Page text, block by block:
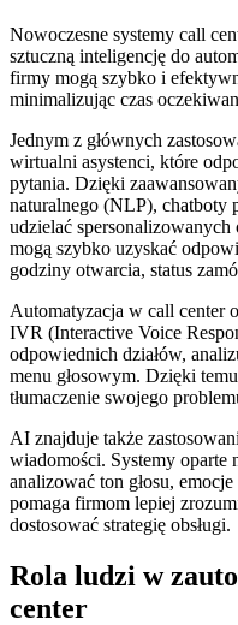
Nowoczesne systemy call
sztuczną inteligencję do
firmy mogą szybko i
minimalizując czas
Jednym z głównych
wirtualni asystenci, które
pytania. Dzięki
naturalnego (NLP), chatboty
udzielać
mogą szybko uzyskać
godziny otwarcia, status
Automatyzacja w call center
IVR (Interactive Voice
odpowiednich działów,
menu głosowym. Dzięki
tłumaczenie swojego
AI znajduje także
wiadomości. Systemy oparte
analizować ton głosu,
pomaga firmom lepiej
dostosować strategię obsługi.
Rola ludzi w
center